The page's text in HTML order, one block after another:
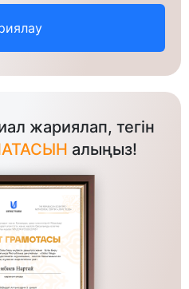
жариялап, тегін
алыңыз!